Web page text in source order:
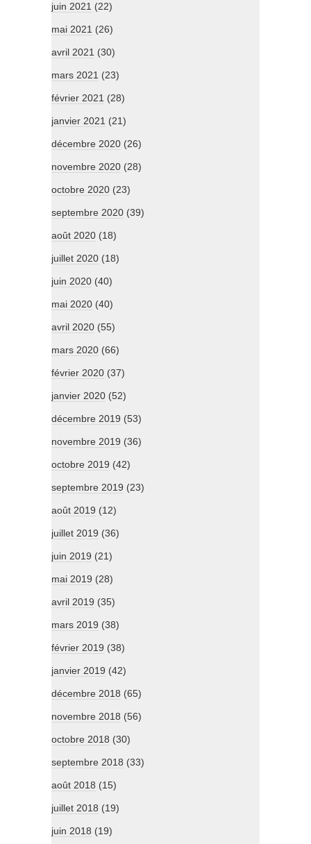
juin 2021 (22)
mai 2021 (26)
avril 2021 (30)
mars 2021 (23)
février 2021 (28)
janvier 2021 (21)
décembre 2020 (26)
novembre 2020 (28)
octobre 2020 (23)
septembre 2020 (39)
août 2020 (18)
juillet 2020 (18)
juin 2020 (40)
mai 2020 (40)
avril 2020 (55)
mars 2020 (66)
février 2020 (37)
janvier 2020 (52)
décembre 2019 (53)
novembre 2019 (36)
octobre 2019 (42)
septembre 2019 (23)
août 2019 (12)
juillet 2019 (36)
juin 2019 (21)
mai 2019 (28)
avril 2019 (35)
mars 2019 (38)
février 2019 (38)
janvier 2019 (42)
décembre 2018 (65)
novembre 2018 (56)
octobre 2018 (30)
septembre 2018 (33)
août 2018 (15)
juillet 2018 (19)
juin 2018 (19)